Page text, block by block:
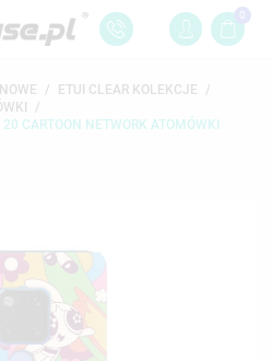
0
ETUI CLEAR KOLEKCJE
CARTOON NETWORK ATOMÓWKI